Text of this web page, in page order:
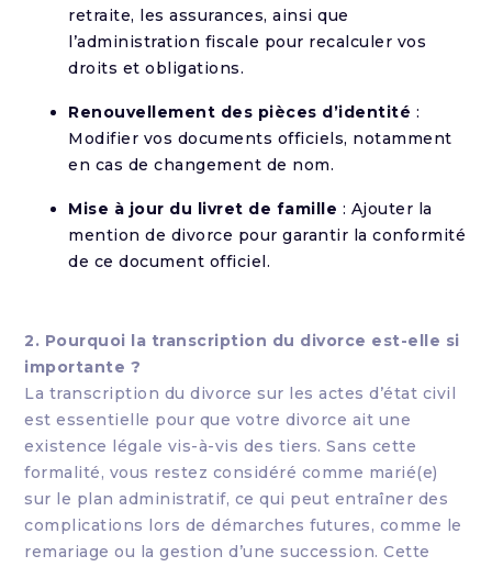
retraite, les assurances, ainsi que
l’administration fiscale pour recalculer vos
droits et obligations.
Renouvellement des pièces d’identité :
Modifier vos documents officiels, notamment
en cas de changement de nom.
Mise à jour du livret de famille : Ajouter la
mention de divorce pour garantir la conformité
de ce document officiel.
2. Pourquoi la transcription du divorce est-elle si
importante ?
La transcription du divorce sur les actes d’état civil
est essentielle pour que votre divorce ait une
existence légale vis-à-vis des tiers. Sans cette
formalité, vous restez considéré comme marié(e)
sur le plan administratif, ce qui peut entraîner des
complications lors de démarches futures, comme le
remariage ou la gestion d’une succession. Cette